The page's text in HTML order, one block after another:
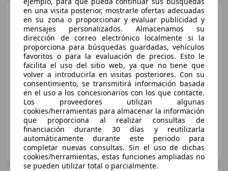
Toyota Corolla125H Style
€ 22.630
Sin comparación
02/2022 65.801 km
Electro/Gasolina
90 kW (122 CV)
TOYOTA AUTOCENTRO ARMENTIA
ES-01007 VITORIA-GASTEIZ
en una visita posterior, mostrarle ofertas adecuadas
en su zona o proporcionar y evaluar publicidad y
mensajes personalizados. Almacenamos su
dirección de correo electrónico localmente si la
proporciona para búsquedas guardadas, vehículos
favoritos o para la evaluación de precios. Esto le
facilita el uso del sitio web, ya que no tiene que
volver a introducirla en visitas posteriores. Con su
consentimiento, se transmitirá información basada
en el uso a los concesionarios con los que contacte.
Los proveedores utilizan algunas
cookies/herramientas para almacenar la información
que proporciona al realizar consultas de
financiación durante 30 días y reutilizarla
automáticamente durante este periodo para
completar nuevas consultas. Sin el uso de dichas
cookies/herramientas, estas funciones ampliadas no
se pueden utilizar total o parcialmente.